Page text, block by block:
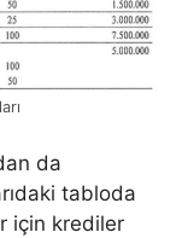
da
tabloda
için krediler